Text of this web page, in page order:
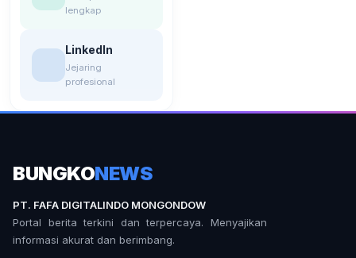
lengkap
LinkedIn
Jejaring
profesional
BUNGKONEWS
PT. FAFA DIGITALINDO MONGONDOW
Portal berita terkini dan terpercaya. Menyajikan
informasi akurat dan berimbang.